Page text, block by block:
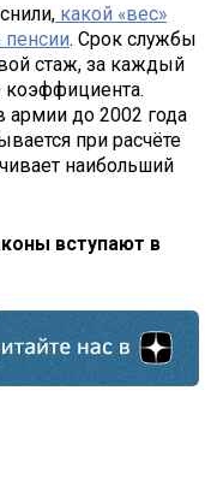
какой «вес»
пенсии. Срок службы
стаж, за каждый
коэффициента.
армии до 2002 года
при расчёте
наибольший
вступают в